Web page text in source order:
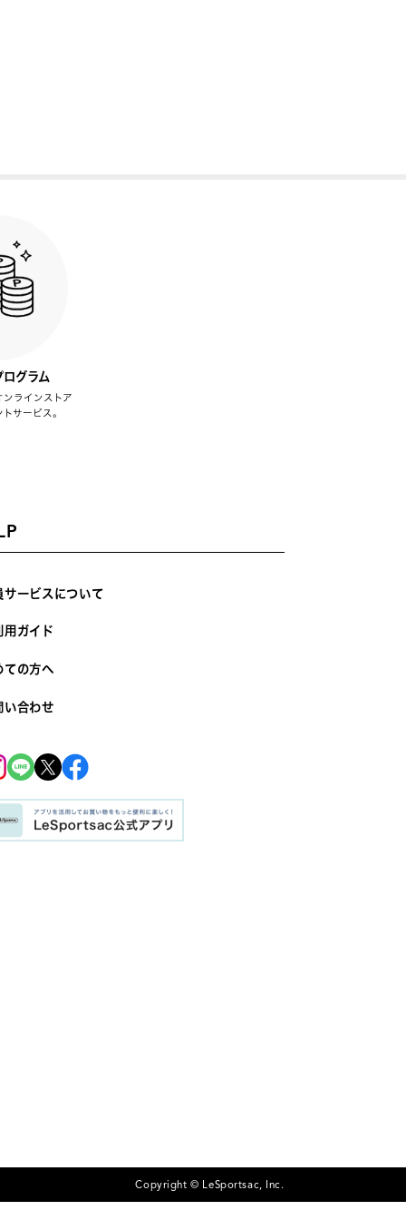
ログラム
ラインストア
サービス。
サービスについて
用ガイド
ての方へ
い合わせ
Copyright © LeSportsac, Inc.